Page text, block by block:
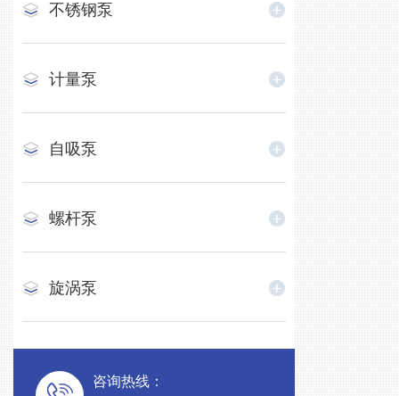
不锈钢泵
计量泵
自吸泵
螺杆泵
旋涡泵
咨询热线：